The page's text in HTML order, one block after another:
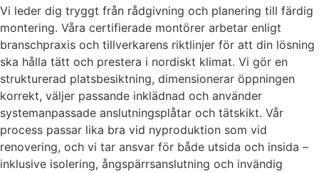
Vi leder dig tryggt från rådgivning och planering till färdig
montering. Våra certifierade montörer arbetar enligt
branschpraxis och tillverkarens riktlinjer för att din lösning
ska hålla tätt och prestera i nordiskt klimat. Vi gör en
strukturerad platsbesiktning, dimensionerar öppningen
korrekt, väljer passande inklädnad och använder
systemanpassade anslutningsplåtar och tätskikt. Vår
process passar lika bra vid nyproduktion som vid
renovering, och vi tar ansvar för både utsida och insida –
inklusive isolering, ångspärrsanslutning och invändig